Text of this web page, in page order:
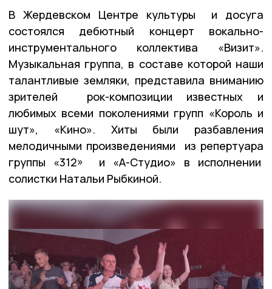
В Жердевском Центре культуры и досуга
состоялся дебютный концерт вокально-
инструментального коллектива «Визит».
Музыкальная группа, в составе которой наши
талантливые земляки, представила вниманию
зрителей рок-композиции известных и
любимых всеми поколениями групп «Король и
шут», «Кино». Хиты были разбавления
мелодичными произведениями из репертуара
группы «312» и «А-Студио» в исполнении
солистки Натальи Рыбкиной.